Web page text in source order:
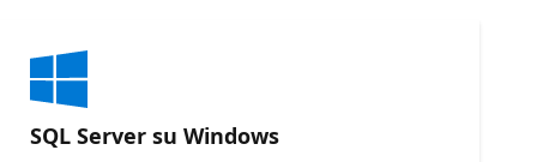
SQL Server su Windows